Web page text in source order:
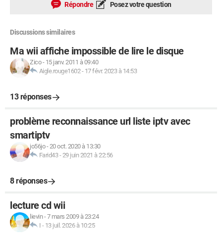
Répondre Posez votre question
Discussions similaires
Ma wii affiche impossible de lire le disque
Zico- 15 janv. 2011 à 09:40
Aigle.rouge1602- 17 févr. 2023 à 14:53
13 réponses
problème reconnaissance url liste iptv avec
smartiptv
jo56jo-20 oct. 2020 à 13:30
Farid43-29 juin 2021 à 22:56
8 réponses
lecture cd wii
lievin-7 mars 2009 à 23:24
I - 13 juil. 2026 à 10:25